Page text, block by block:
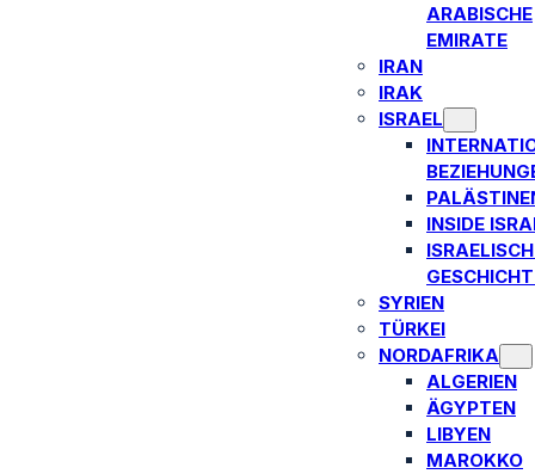
ARABISCHE
EMIRATE
IRAN
IRAK
ISRAEL
INSIDE
SYRIEN
TÜRKEI
NORDAFRIKA
ALGERIEN
ÄGYPTEN
LIBYEN
MAROKKO